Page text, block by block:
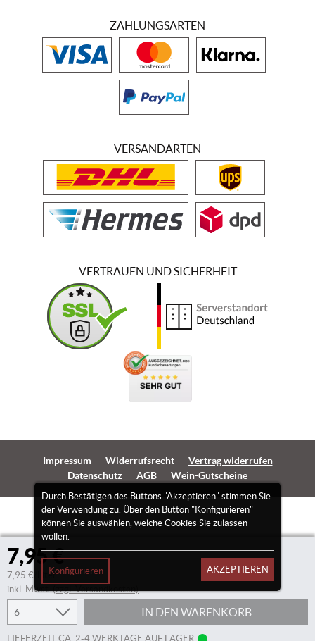
7,95 €
7,95 €/Liter
inkl. Mwst.(zzgl. Versandkosten)
IN DEN WARENKORB
LIEFERZEIT CA. 2-4 WERKTAGE AUF LAGER
Durch Bestätigen des Buttons "Akzeptieren" stimmen Sie
der Verwendung zu. Über den Button "Konfigurieren"
können Sie auswählen, welche Cookies Sie zulassen
wollen.
Konfigurieren AKZEPTIEREN
ZAHLUNGSARTEN
VERSANDARTEN
VERTRAUEN UND SICHERHEIT
Impressum Widerrufsrecht
Vertrag widerrufen
Datenschutz
AGB Wein-Gutscheine